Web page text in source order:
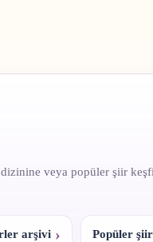
veya popüler şiir
arşivi Popüler